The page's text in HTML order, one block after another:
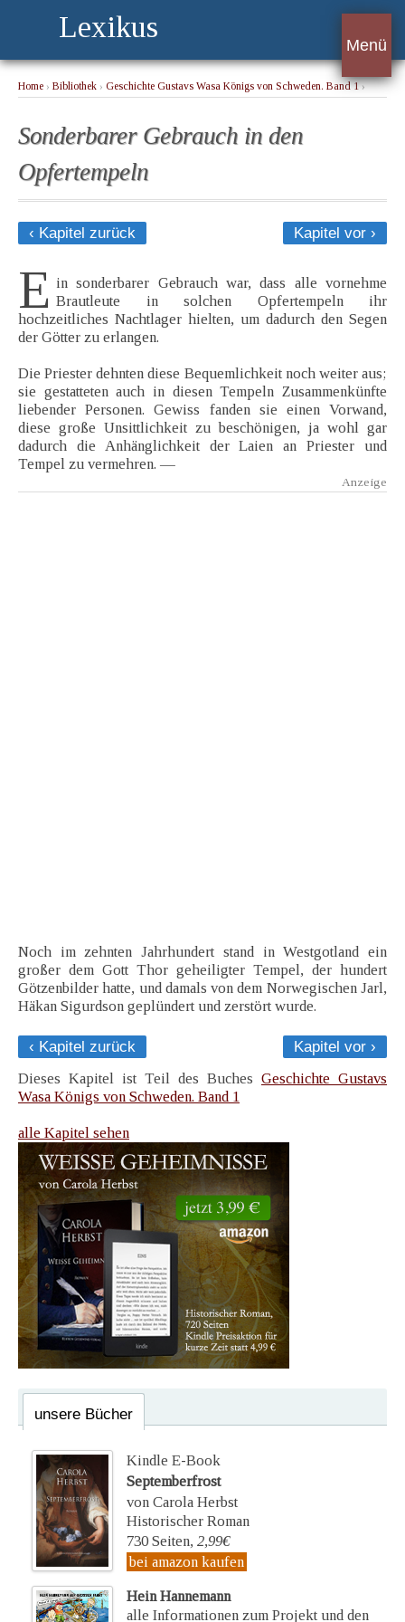
Lexikus
Menü
Home › Bibliothek › Geschichte Gustavs Wasa Königs von Schweden. Band 1›
Sonderbarer Gebrauch in den
Opfertempeln
‹ Kapitel zurück Kapitel vor ›
E in sonderbarer Gebrauch war, dass alle vornehme
Brautleute in solchen Opfertempeln ihr
hochzeitliches Nachtlager hielten, um dadurch den Segen
der Götter zu erlangen.
Die Priester dehnten diese Bequemlichkeit noch weiter aus;
sie gestatteten auch in diesen Tempeln Zusammenkünfte
liebender Personen. Gewiss fanden sie einen Vorwand,
diese große Unsittlichkeit zu beschönigen, ja wohl gar
dadurch die Anhänglichkeit der Laien an Priester und
Tempel zu vermehren. —
Noch im zehnten Jahrhundert stand in Westgotland ein
großer dem Gott Thor geheiligter Tempel, der hundert
Götzenbilder hatte, und damals von dem Norwegischen Jarl,
Häkan Sigurdson geplündert und zerstört wurde.
‹ Kapitel zurück
Kapitel vor ›
Dieses Kapitel ist Teil des Buches Geschichte Gustavs
Wasa Königs von Schweden. Band 1
alle Kapitel sehen
unsere Bücher
Kindle E-Book
Septemberfrost
von Carola Herbst
Historischer Roman
730 Seiten, 2,99€
bei amazon kaufen
Hein Hannemann
alle Informationen zum Projekt und den